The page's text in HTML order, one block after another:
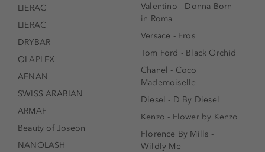
LIERAC
LIERAC
DRYBAR
OLAPLEX
AFNAN
SWISS ARABIAN
ARMAF
Beauty of Joseon
NANOLASH
Valentino - Donna Born
in Roma
Versace - Eros
Tom Ford - Black Orchid
Chanel - Coco
Mademoiselle
Diesel - D By Diesel
Kenzo - Flower by Kenzo
Florence By Mills -
Wildly Me